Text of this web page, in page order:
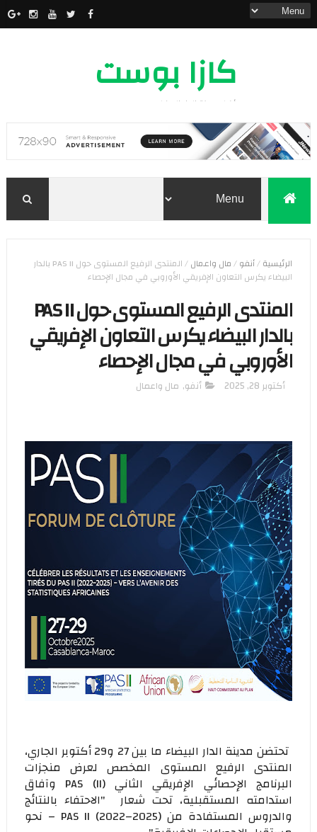
كازا بوست
أخبار مدينة الدار البيضاء
الرئيسية/أنفو/مال واعمال/
المنتدى الرفيع المستوى حول PAS II بالدار
البيضاء يكرس التعاون الإفريقي الأوروبي في مجال الإحصاء
المنتدى الرفيع المستوى حول PAS II
بالدار البيضاء يكرس التعاون الإفريقي
الأوروبي في مجال الإحصاء
أكتوبر 28, 2025 أنفو, مال واعمال
تحتضن مدينة الدار البيضاء ما بين 27 و29 أكتوبر الجاري،
المنتدى الرفيع المستوى المخصص لعرض منجزات
البرنامج الإحصائي الإفريقي الثاني (PAS (II وآفاق
استدامته المستقبلية، تحت شعار "الاحتفاء بالنتائج
والدروس المستفادة من PAS II (2022–2025) – نحو